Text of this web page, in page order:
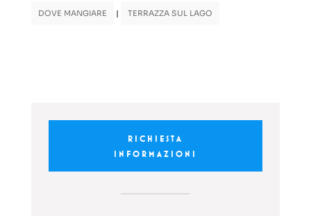
DOVE MANGIARE | TERRAZZA SUL LAGO
RICHIESTA
INFORMAZIONI